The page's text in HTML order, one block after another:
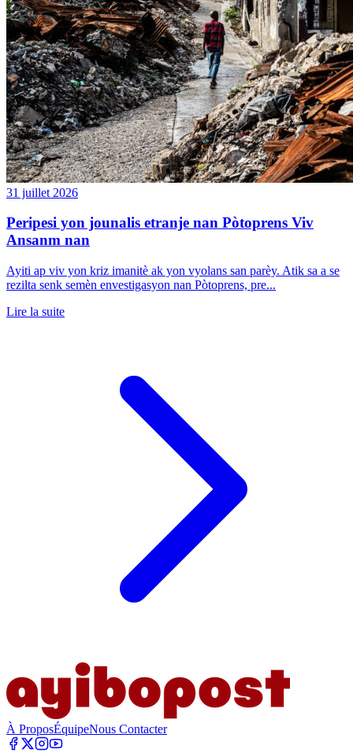
31 juillet 2026
Peripesi yon jounalis etranje nan Pòtoprens Viv
Ansanm nan
Ayiti ap viv yon kriz imanitè ak yon vyolans san parèy. Atik sa a se
rezilta senk semèn envestigasyon nan Pòtoprens, pre...
Lire la suite
À ProposÉquipeNous Contacter